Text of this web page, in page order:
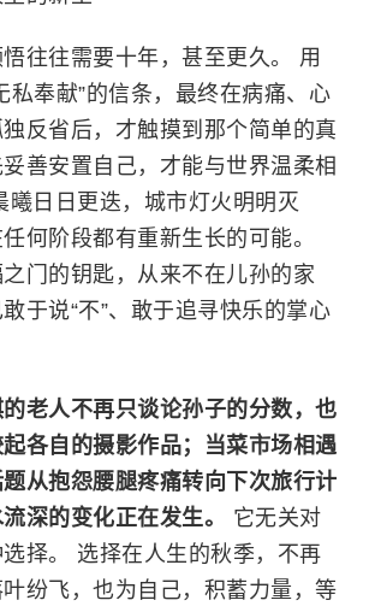
往往需要十年，甚至更久。 用
私奉献”的信条，最终在病痛、心
反省后，才触摸到那个简单的真
善安置自己，才能与世界温柔相
曦日日更迭，城市灯火明明灭
何阶段都有重新生长的可能。
门的钥匙，从来不在儿孙的家
于说“不”、敢于追寻快乐的掌心
老人不再只谈论孙子的分数，也
各自的摄影作品；当菜市场相遇
从抱怨腰腿疼痛转向下次旅行计
深的变化正在发生。 它无关对
择。 选择在人生的秋季，不再
纷飞，也为自己，积蓄力量，等